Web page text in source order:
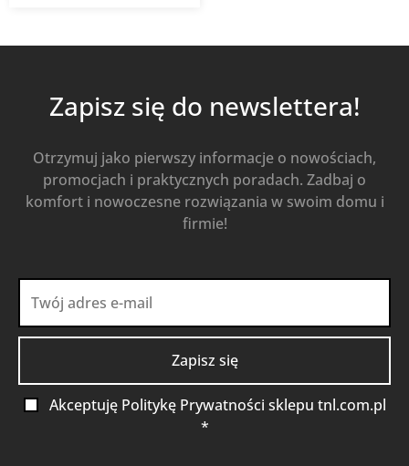
Zapisz się do newslettera!
Otrzymuj jako pierwszy informacje o nowościach,
promocjach i praktycznych poradach. Zadbaj o
komfort i nowoczesne rozwiązania w swoim domu i
firmie!
Akceptuję Politykę Prywatności sklepu tnl.com.pl
*